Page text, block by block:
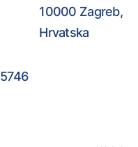
10000 Zagreb,
Hrvatska